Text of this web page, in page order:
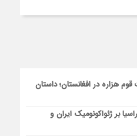
هزاره در افغانستان؛ داستان
بر ژئواکونومیک ایران و